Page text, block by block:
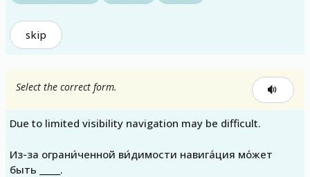
skip
Select the correct form.
Due to limited visibility navigation may be difficult.
Из-за ограни́ченной ви́димости навига́ция мо́жет
быть _____.